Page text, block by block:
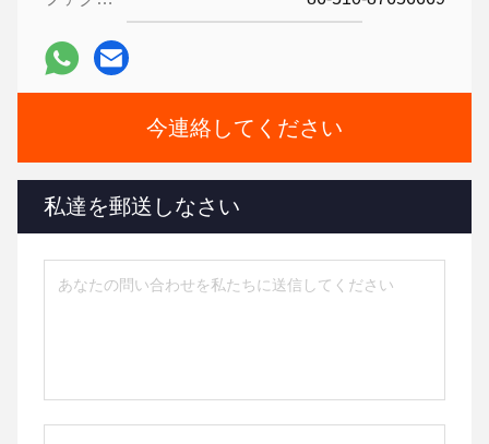
今連絡してください
私達を郵送しなさい